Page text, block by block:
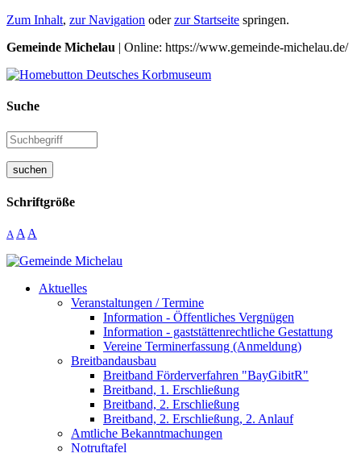
Zum Inhalt, zur Navigation oderzur Startseite springen.
Gemeinde Michelau | Online: https://www.gemeinde-michelau.de/
Suche
suchen
Schriftgröße
A A A
Aktuelles
Veranstaltungen / Termine
Information - Öffentliches Vergnügen
Information - gaststättenrechtliche Gestattung
Vereine Terminerfassung (Anmeldung)
Breitbandausbau
Breitband Förderverfahren "BayGibitR"
Breitband, 1. Erschließung
Breitband, 2. Erschließung
Breitband, 2. Erschließung, 2. Anlauf
Amtliche Bekanntmachungen
Notruftafel